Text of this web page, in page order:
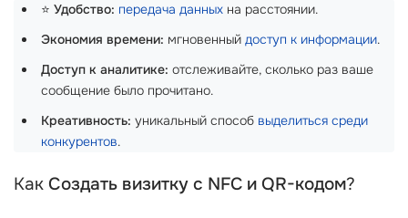
⭐ Удобство: передача данных на расстоянии.
Экономия времени: мгновенный доступ к информации.
Доступ к аналитике: отслеживайте, сколько раз ваше
сообщение было прочитано.
Креативность: уникальный способ выделиться среди
конкурентов.
Как Создать визитку с NFC и QR-кодом?